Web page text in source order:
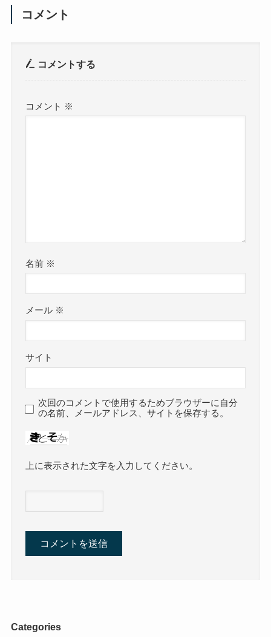
コメント
コメントする
コメント ※
名前 ※
メール ※
サイト
次回のコメントで使用するためブラウザーに自分
の名前、メールアドレス、サイトを保存する。
上に表示された文字を入力してください。
Categories